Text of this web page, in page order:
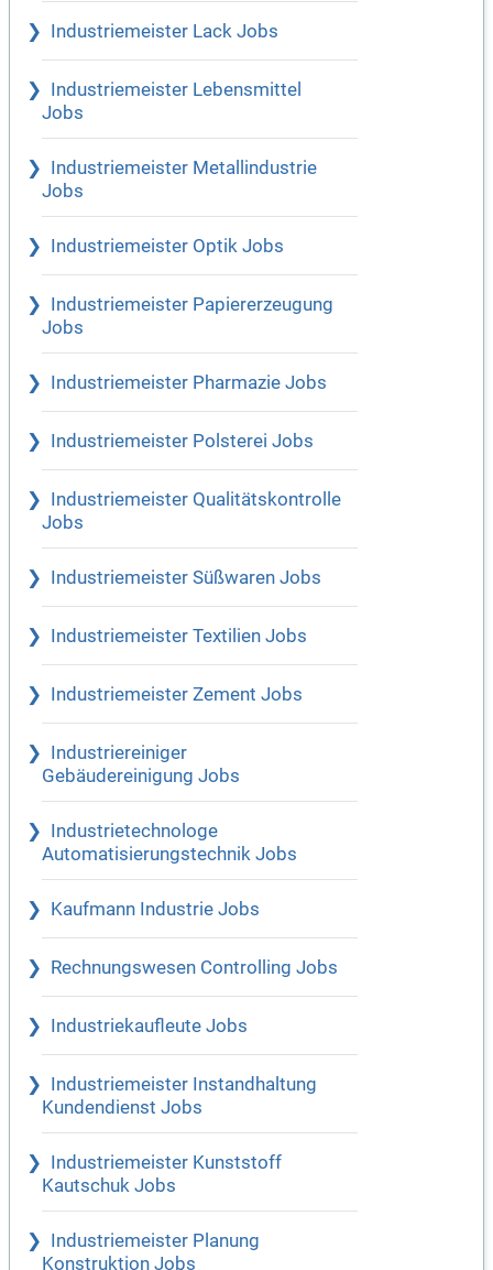
Industriemeister Lack Jobs
Industriemeister Lebensmittel
Jobs
Industriemeister Metallindustrie
Jobs
Industriemeister Optik Jobs
Industriemeister Papiererzeugung
Jobs
Industriemeister Pharmazie Jobs
Industriemeister Polsterei Jobs
Industriemeister Qualitätskontrolle
Jobs
Industriemeister Süßwaren Jobs
Industriemeister Textilien Jobs
Industriemeister Zement Jobs
Industriereiniger
Gebäudereinigung Jobs
Industrietechnologe
Automatisierungstechnik Jobs
Kaufmann Industrie Jobs
Rechnungswesen Controlling Jobs
Industriekaufleute Jobs
Industriemeister Instandhaltung
Kundendienst Jobs
Industriemeister Kunststoff
Kautschuk Jobs
Industriemeister Planung
Konstruktion Jobs